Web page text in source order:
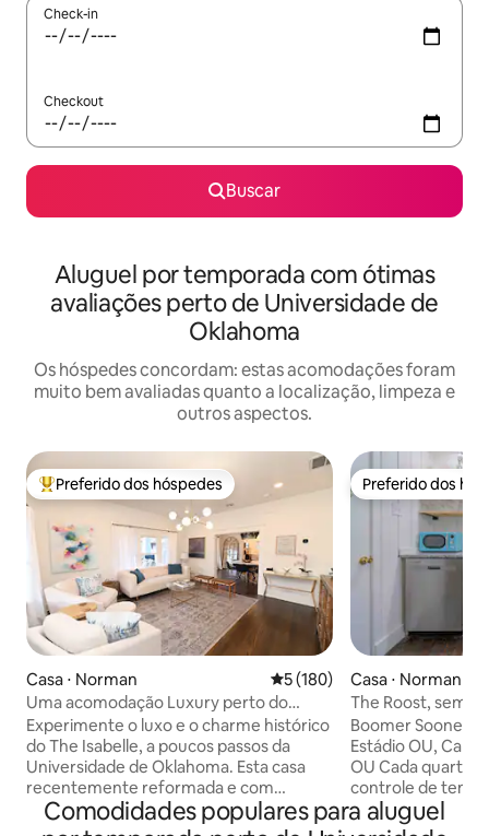
Check-in
Checkout
Buscar
Aluguel por temporada com ótimas
avaliações perto de Universidade de
Oklahoma
Os hóspedes concordam: estas acomodações foram
muito bem avaliadas quanto a localização, limpeza e
outros aspectos.
Entre os melhores preferidos dos hóspedes
Preferido dos hóspedes
Casa ⋅ Norman 5 de uma avaliação média de
5 (180)
Uma acomodação Luxury perto do
campus da OU
Experimente o luxo e o charme histórico
do The Isabelle, a poucos passos da
Universidade de Oklahoma. Esta casa
recentemente reformada e com
localização central oferece
comodidades modernas com um
Preferido dos
Preferido dos
Casa ⋅ Norman
The Roost, sem
estimação,
Boomer Sooner
Estádio OU,
OU Cada quarto
controle de
elétricas USB.
em ambos os
Comodidades populares para aluguel